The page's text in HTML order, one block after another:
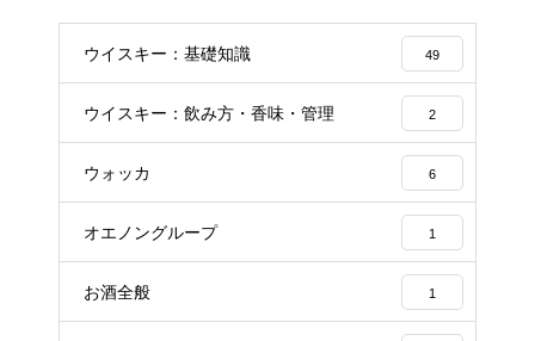
ウイスキー：基礎知識 49
ウイスキー：飲み方・香味・管理 2
ウォッカ 6
オエノングループ 1
お酒全般 1